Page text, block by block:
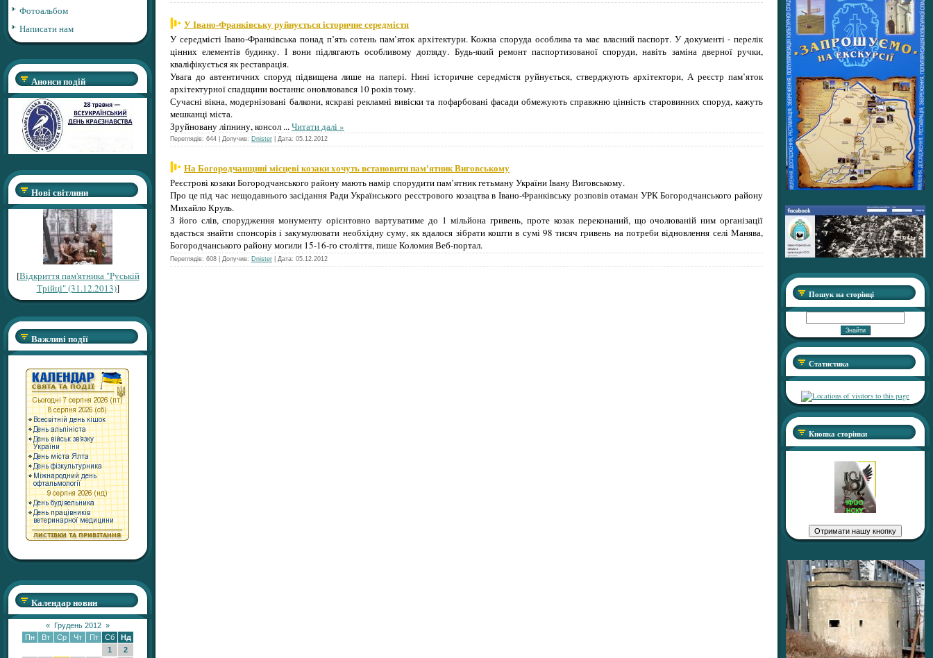
Фотоальбом
Написати нам
Анонси подій
Нові світлини
[Відкриття пам'ятника "Руській
Трійці" (31.12.2013)]
Важливі події
Календар новин
« Грудень 2012 »
Пн
Вт Ср Чт Пт Сб
Нд
1
2
У Івано-Франківську руйнується історичне середмістя
У середмісті Івано-Франківська понад п’ять сотень пам’яток архітектури. Кожна споруда особлива та має власний паспорт. У документі - перелік
цінних елементів будинку. І вони підлягають особливому догляду. Будь-який ремонт паспортизованої споруди, навіть заміна дверної ручки,
кваліфікується як реставрація.
Увага до автентичних споруд підвищена лише на папері. Нині історичне середмістя руйнується, стверджують архітектори, А реєстр пам’яток
архітектурної спадщини востаннє оновлювався 10 років тому.
Сучасні вікна, модернізовані балкони, яскраві рекламні вивіски та пофарбовані фасади обмежують справжню цінність старовинних споруд, кажуть
мешканці міста.
Зруйновану ліпнину, консол ...Читати далі »
Переглядів: 644 | Долучив: Dnister | Дата: 05.12.2012
На Богородчанщині місцеві козаки хочуть встановити пам'ятник Виговському
Реєстрові козаки Богородчанського району мають намір спорудити пам’ятник гетьману України Івану Виговському.
Про це під час нещодавнього засідання Ради Українського реєстрового козацтва в Івано-Франківську розповів отаман УРК Богородчанського району
Михайло Круль.
З його слів, спорудження монументу орієнтовно вартуватиме до 1 мільйона гривень, проте козак переконаний, що очолюваній ним організації
вдасться знайти спонсорів і закумулювати необхідну суму, як вдалося зібрати кошти в сумі 98 тисяч гривень на потреби відновлення селі Манява,
Богородчанського району могили 15-16-го століття, пише Коломия Веб-портал.
Переглядів: 608 | Долучив: Dnister | Дата: 05.12.2012
Пошук на сторінці
Статистика
Кнопка сторінки